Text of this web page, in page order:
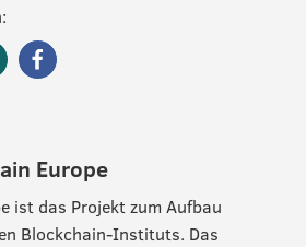
Europe
ist das Projekt zum Aufbau
Blockchain-Instituts. Das